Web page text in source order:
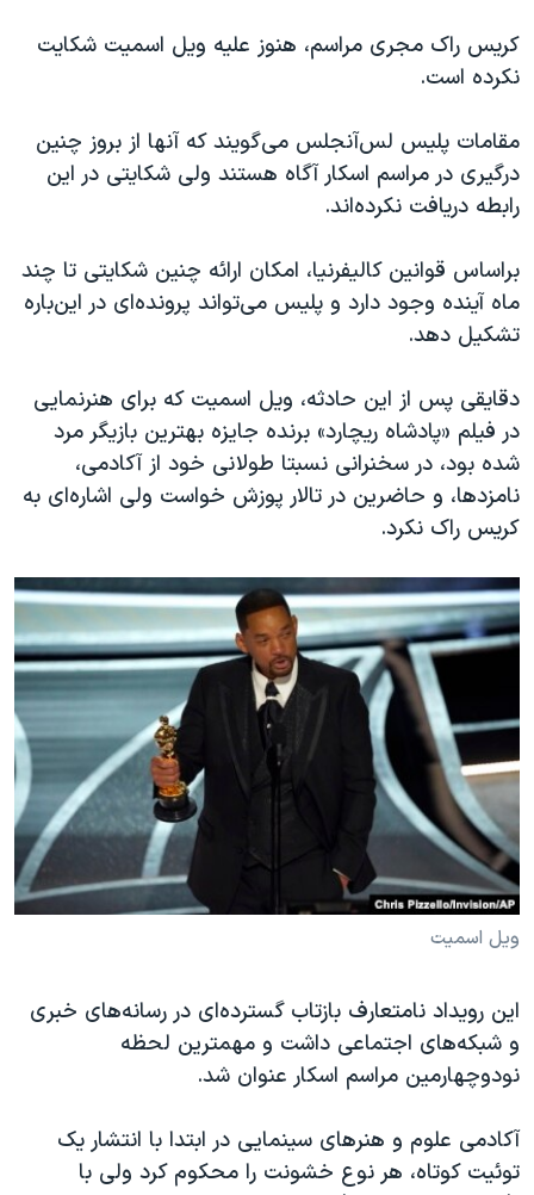
کریس راک مجری مراسم، هنوز علیه ویل اسمیت شکایت
نکرده است.
مقامات پلیس لس‌آنجلس می‌گویند که آنها از بروز چنین
درگیری در مراسم اسکار آگاه هستند ولی شکایتی در این
رابطه دریافت نکرده‌اند.
براساس قوانین کالیفرنیا، امکان ارائه چنین شکایتی تا چند
ماه آینده وجود دارد و پلیس می‌تواند پرونده‌ای در این‌باره
تشکیل دهد.
دقایقی پس از این حادثه، ویل اسمیت که برای هنرنمایی
در فیلم «پادشاه ریچارد» برنده جایزه بهترین بازیگر مرد
شده بود، در سخنرانی نسبتا طولانی خود از آکادمی،
نامزدها، و حاضرین در تالار پوزش خواست ولی اشاره‌ای به
کریس راک نکرد.
ویل اسمیت
این رویداد نامتعارف بازتاب گسترده‌ای در رسانه‌های خبری
و شبکه‌های اجتماعی داشت و مهمترین لحظه
نودوچهارمین مراسم اسکار عنوان شد.
آکادمی علوم و هنرهای سینمایی در ابتدا با انتشار یک
توئیت کوتاه، هر نوع خشونت را محکوم کرد ولی با